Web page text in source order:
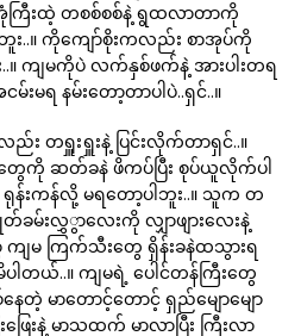
ြီးထဲ့ တစစ်စစ်နဲ့ ရွထလာတာကို
..။ ကိုကျော်စိုးကလည်း စာအုပ်ကို
။ ကျမကိုပဲ လက်နှစ်ဖက်နဲ့ အားပါးတရ
မ်းမရ နမ်းတော့တာပါပဲ..ရှင်..။
တရှူးရှူးနဲ့ ပြင်းလိုက်တာရှင်..။
ေကို ဆတ်ခနဲ ဖိကပ်ပြီး စုပ်ယူလိုက်ပါ
းကန်လို့ မရတော့ပါဘူး..။ သူက တ
ခမ်းလွှွာလေးကို လျှာဖျားလေးနဲ့
ျမ ကြက်သီးတွေ ရှိန်းခနဲထသွားရ
တယ်..။ ကျမရဲ့ ပေါင်တန်ကြီးတွေ
တဲ့ မာတောင့်တောင့် ရှည်မျောမျော
ြေးနဲ့ မာသထက် မာလာပြီး ကြီးလာ